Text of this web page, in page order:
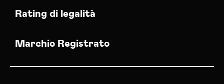
Rating di legalità
Marchio Registrato